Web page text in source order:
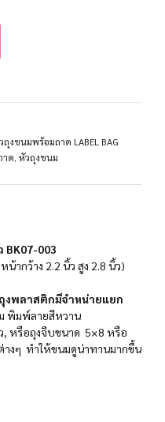
งขนมพร้อมถาด LABEL BAG
าด หัวถุงขนม
003
น้ากว้าง 2.2 นิ้ว สูง 2.8 นิ้ว)
งพลาสติกมีจำหน่ายแยก
พิมพ์ลายสีหวาน
ว, หรือถุงจีบขนาด 5×8 หรือ
งๆ ทำให้ขนมดูน่าทานมากขึ้น